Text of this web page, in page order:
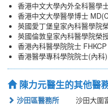
香港中文大學內外全科醫學
香港中文大學醫學博士
英國愛丁堡皇家內科醫學院
英國倫敦皇家內科醫學院榮
香港內科醫學院院士 FHKCP
香港醫學專科學院院士(內
陳力元醫生的其他醫
沙田區醫務所 沙田大圍